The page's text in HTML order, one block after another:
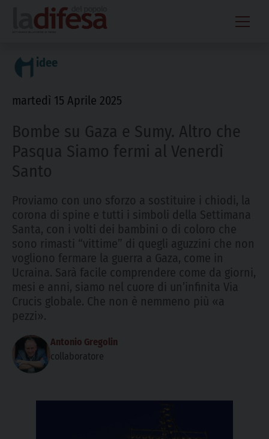
content
idee
martedì 15 Aprile 2025
Bombe su Gaza e Sumy. Altro che
Pasqua Siamo fermi al Venerdì
Santo
Proviamo con uno sforzo a sostituire i chiodi, la
corona di spine e tutti i simboli della Settimana
Santa, con i volti dei bambini o di coloro che
sono rimasti “vittime” di quegli aguzzini che non
vogliono fermare la guerra a Gaza, come in
Ucraina. Sarà facile comprendere come da giorni,
mesi e anni, siamo nel cuore di un’infinita Via
Crucis globale. Che non è nemmeno più «a
pezzi».
Antonio Gregolin
collaboratore